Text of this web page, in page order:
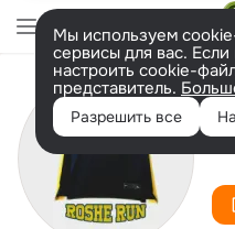
Мы используем
сервисы для вас.
настроить cookie-
представитель.
Разрешить все